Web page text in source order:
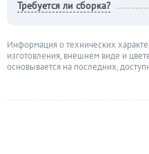
Требуется ли сборка?
Информация о технических
изготовления, внешнем виде и
основывается на последних,